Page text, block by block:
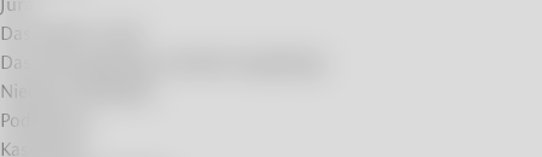
Das Glatzer Land
Das Riesengebirge und das Isergebirge
Niederen Beskiden
Podlachien
Kaschubei